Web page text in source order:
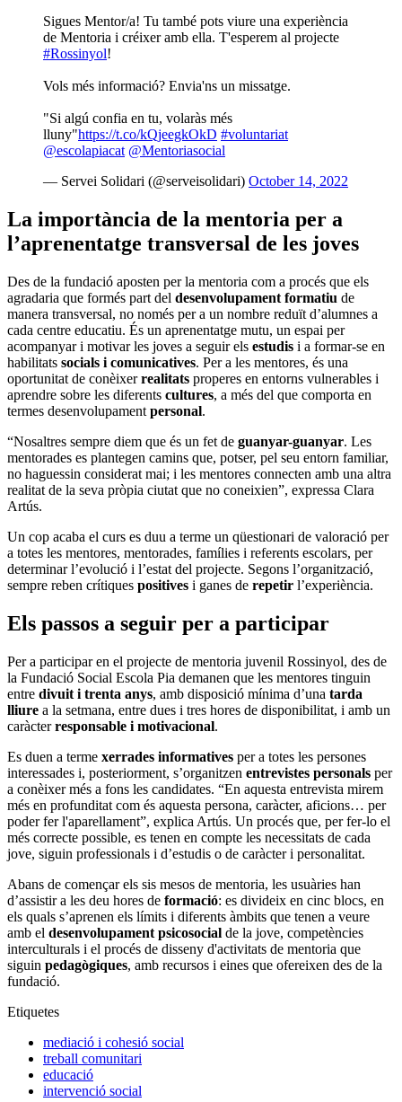
Sigues Mentor/a! Tu també pots viure una experiència
de Mentoria i créixer amb ella. T'esperem al projecte
#Rossinyol!
Vols més informació? Envia'ns un missatge.
"Si algú confia en tu, volaràs més
lluny"https://t.co/kQjeegkOkD #voluntariat
@escolapiacat @Mentoriasocial
— Servei Solidari (@serveisolidari) October 14, 2022
La importància de la mentoria per a
l’aprenentatge transversal de les joves
Des de la fundació aposten per la mentoria com a procés que els
agradaria que formés part del desenvolupament formatiu de
manera transversal, no només per a un nombre reduït d’alumnes a
cada centre educatiu. És un aprenentatge mutu, un espai per
acompanyar i motivar les joves a seguir els estudis i a formar-se en
habilitats socials i comunicatives. Per a les mentores, és una
oportunitat de conèixerrealitats properes en entorns vulnerables i
aprendre sobre les diferents cultures, a més del que comporta en
termes desenvolupament personal.
“Nosaltres sempre diem que és un fet de guanyar-guanyar. Les
mentorades es plantegen camins que, potser, pel seu entorn familiar,
no haguessin considerat mai; i les mentores connecten amb una altra
realitat de la seva pròpia ciutat que no coneixien”, expressa Clara
Artús.
Un cop acaba el curs es duu a terme un qüestionari de valoració per
a totes les mentores, mentorades, famílies i referents escolars, per
determinar l’evolució i l’estat del projecte. Segons l’organització,
sempre reben crítiques positives i ganes de repetir l’experiència.
Els passos a seguir per a participar
Per a participar en el projecte de mentoria juvenil Rossinyol, des de
la Fundació Social Escola Pia demanen que les mentores tinguin
entre divuit i trenta anys, amb disposició mínima d’una tarda
lliure a la setmana, entre dues i tres hores de disponibilitat, i amb un
caràcterresponsable i motivacional.
Es duen a terme xerrades informatives per a totes les persones
interessades i, posteriorment, s’organitzen entrevistes personals per
a conèixer més a fons les candidates. “En aquesta entrevista mirem
més en profunditat com és aquesta persona, caràcter, aficions… per
poder fer l'aparellament”, explica Artús. Un procés que, per fer-lo el
més correcte possible, es tenen en compte les necessitats de cada
jove, siguin professionals i d’estudis o de caràcter i personalitat.
Abans de començar els sis mesos de mentoria, les usuàries han
d’assistir a les deu hores de formació: es divideix en cinc blocs, en
els quals s’aprenen els límits i diferents àmbits que tenen a veure
amb el desenvolupament psicosocial de la jove, competències
interculturals i el procés de disseny d'activitats de mentoria que
siguin pedagògiques, amb recursos i eines que ofereixen des de la
fundació.
Etiquetes
mediació i cohesió social
treball comunitari
educació
intervenció social